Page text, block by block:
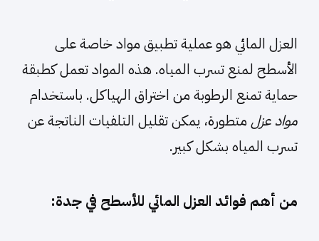
العزل المائي هو عملية تطبيق مواد خاصة على
الأسطح لمنع تسرب المياه. هذه المواد تعمل كطبقة
حماية تمنع الرطوبة من اختراق الهياكل. باستخدام
مواد عزلمتطورة، يمكن تقليل التلفيات الناتجة عن
تسرب المياه بشكل كبير.
من أهم فوائد العزل المائي للأسطح في جدة: